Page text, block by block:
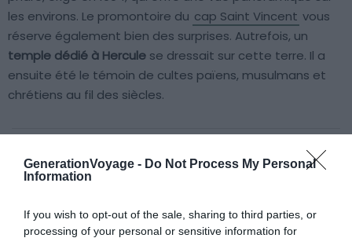
GenerationVoyage - Do Not Process My Personal
Information
If you wish to opt-out of the sale, sharing to third parties, or
processing of your personal or sensitive information for
les environs. Le promontoire du cap Saint Vincent vous
réserve également bien des surprises. Autrefois, un
temple dédié à Hercule se dressait sur cette terre. Il a
ensuite été le témoin de cultes païens, musulmans et
chrétiens au fil des siècles.
À lire aussi sur le guide Algarve :
Visiter l'Algarve : 10 incontournables à faire et voir
(Portugal)